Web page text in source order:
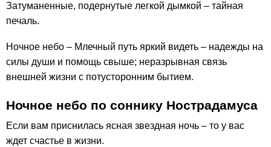
Затуманенные, подернутые легкой дымкой – тайная
печаль.
Ночное небо – Млечный путь яркий видеть – надежды на
силы души и помощь свыше; неразрывная связь
внешней жизни с потусторонним бытием.
Ночное небо по соннику Нострадамуса
Если вам приснилась ясная звездная ночь – то у вас
ждет счастье в жизни.